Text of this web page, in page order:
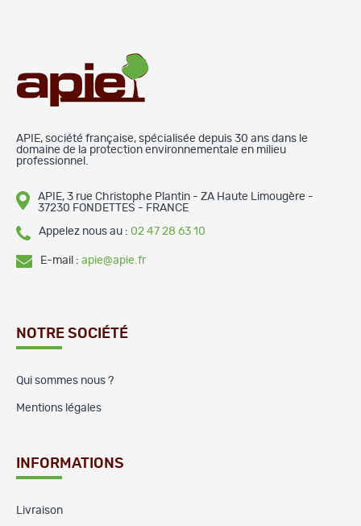
APIE, société française, spécialisée depuis 30 ans dans le
domaine de la protection environnementale en milieu
professionnel.
APIE, 3 rue Christophe Plantin - ZA Haute Limougère -
37230 FONDETTES - FRANCE
Appelez nous au : 02 47 28 63 10
E-mail : apie@apie.fr
NOTRE SOCIÉTÉ
Qui sommes nous ?
Mentions légales
INFORMATIONS
Livraison